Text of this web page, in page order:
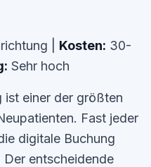
| Kosten: 30-
Sehr hoch
ist einer der größten
Fast jeder
digitale Buchung
entscheidende